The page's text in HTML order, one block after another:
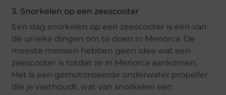
3. Snorkelen op een zeescooter
Een dag snorkelen op een zeescooter is één van
de unieke dingen om te doen in Menorca. De
meeste mensen hebben geen idee wat een
zeescooter is totdat ze in Menorca aankomen.
Het is een gemotoriseerde onderwater propeller
die je vasthoudt, wat van snorkelen een